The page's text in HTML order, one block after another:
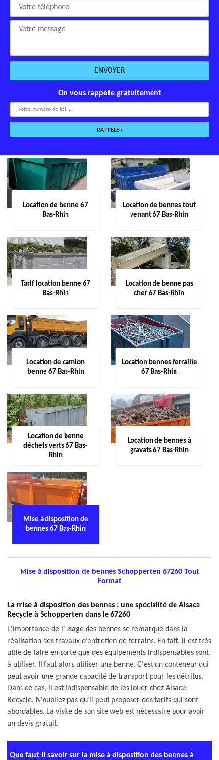
On vous rappelle gratuitement
Location de benne 67
Bas-Rhin
Location de bennes tout
venant 67 Bas-Rhin
Tarif location benne 67
Bas-Rhin
Location de benne pas
cher 67 Bas-Rhin
Location de camion
benne 67 Bas-Rhin
Location bennes ferraille
67 Bas-Rhin
Location de benne
déchets verts 67 Bas-
Rhin
Location de bennes à
gravats 67 Bas-Rhin
Mise à disposition de
bennes 67 Bas-Rhin
Mise à disposition de bennes Schopperten 67260 Tout
Format
La mise à disposition des bennes : une spécialité de Alsace
Recycle à Schopperten dans le 67260
L'importance de l'usage des bennes se remarque dans la
réalisation des travaux d'entretien de terrains. En fait, il est très
utile de faire en sorte que des équipements indispensables sont
à utiliser. Il faut alors utiliser une benne. C'est un conteneur qui
peut avoir une grande capacité de transport pour les détritus.
Dans ce cas, il est indispensable de les louer chez Alsace
Recycle. N'oubliez pas qu'il peut proposer des tarifs qui sont
abordables. La visite de son site web est nécessaire pour avoir
un devis gratuit.
Que faut-il savoir sur la mise à disposition des bennes à